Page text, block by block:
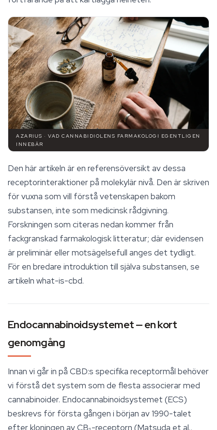
AZARIUS · VAD CANNABIDIOLENS FARMAKOLOGI EGENTLIGEN
INNEBÄR
Den här artikeln är en referensöversikt av dessa
receptorinteraktioner på molekylär nivå. Den är skriven
för vuxna som vill förstå vetenskapen bakom
substansen, inte som medicinsk rådgivning.
Forskningen som citeras nedan kommer från
fackgranskad farmakologisk litteratur; där evidensen
är preliminär eller motsägelsefull anges det tydligt.
För en bredare introduktion till själva substansen, se
artikeln what-is-cbd.
Endocannabinoidsystemet — en kort
genomgång
Innan vi går in på CBD:s specifika receptormål behöver
vi förstå det system som de flesta associerar med
cannabinoider. Endocannabinoidsystemet (ECS)
beskrevs för första gången i början av 1990-talet
efter kloningen av CB₁-receptorn (Matsuda et al.,